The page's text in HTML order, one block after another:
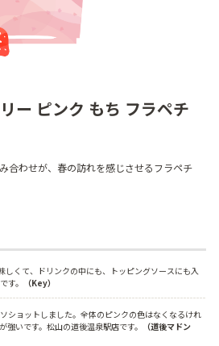
ー ピンク もち フラペチ
合わせが、春の訪れを感じさせるフラペチ
しくて、ドリンクの中にも、トッピングソースにも入
す。
（Key）
ショットしました。全体のピンクの色はなくなるけれ
強いです。松山の道後温泉駅店です。
（道後マドン